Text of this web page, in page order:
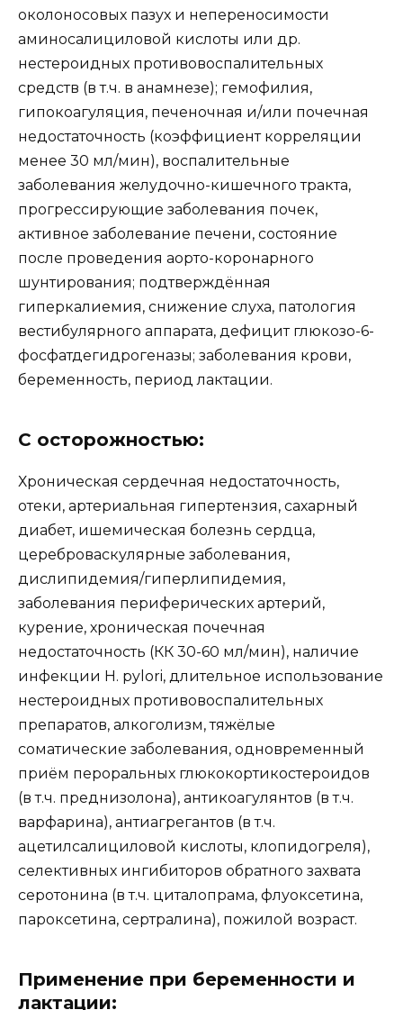
околоносовых пазух и непереносимости
аминосалициловой кислоты или др.
нестероидных противовоспалительных
средств (в т.ч. в анамнезе); гемофилия,
гипокоагуляция, печеночная и/или почечная
недостаточность (коэффициент корреляции
менее 30 мл/мин), воспалительные
заболевания желудочно-кишечного тракта,
прогрессирующие заболевания почек,
активное заболевание печени, состояние
после проведения аорто-коронарного
шунтирования; подтверждённая
гиперкалиемия, снижение слуха, патология
вестибулярного аппарата, дефицит глюкозо-6-
фосфатдегидрогеназы; заболевания крови,
беременность, период лактации.
С осторожностью:
Хроническая сердечная недостаточность,
отеки, артериальная гипертензия, сахарный
диабет, ишемическая болезнь сердца,
цереброваскулярные заболевания,
дислипидемия/гиперлипидемия,
заболевания периферических артерий,
курение, хроническая почечная
недостаточность (КК 30-60 мл/мин), наличие
инфекции Н. pylori, длительное использование
нестероидных противовоспалительных
препаратов, алкоголизм, тяжёлые
соматические заболевания, одновременный
приём пероральных глюкокортикостероидов
(в т.ч. преднизолона), антикоагулянтов (в т.ч.
варфарина), антиагрегантов (в т.ч.
ацетилсалициловой кислоты, клопидогреля),
селективных ингибиторов обратного захвата
серотонина (в т.ч. циталопрама, флуоксетина,
пароксетина, сертралина), пожилой возраст.
Применение при беременности и
лактации: